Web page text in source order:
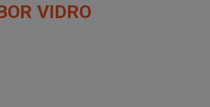
VIDRO